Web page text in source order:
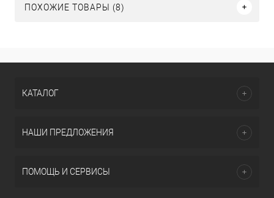
ПОХОЖИЕ ТОВАРЫ (8)
КАТАЛОГ
НАШИ ПРЕДЛОЖЕНИЯ
ПОМОЩЬ И СЕРВИСЫ